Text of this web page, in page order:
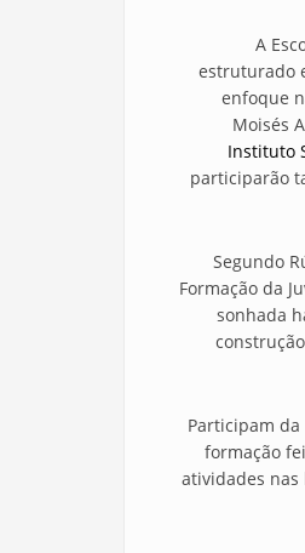
A
estruturado
enfoque
Moisés
Instituto
participarão
Segundo
Formação da
sonhada
Participam da
formação
atividades nas